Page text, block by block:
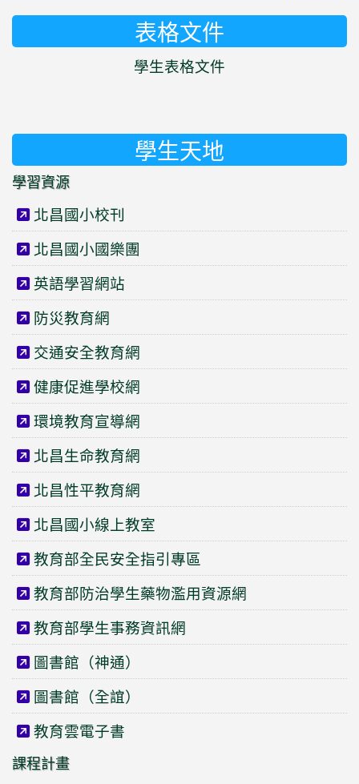
表格文件
學生表格文件
學生天地
學習資源
北昌國小校刊
北昌國小國樂團
英語學習網站
防災教育網
交通安全教育網
健康促進學校網
環境教育宣導網
北昌生命教育網
北昌性平教育網
北昌國小線上教室
教育部全民安全指引專區
教育部防治學生藥物濫用資源網
教育部學生事務資訊網
圖書館（神通）
圖書館（全誼）
教育雲電子書
課程計畫